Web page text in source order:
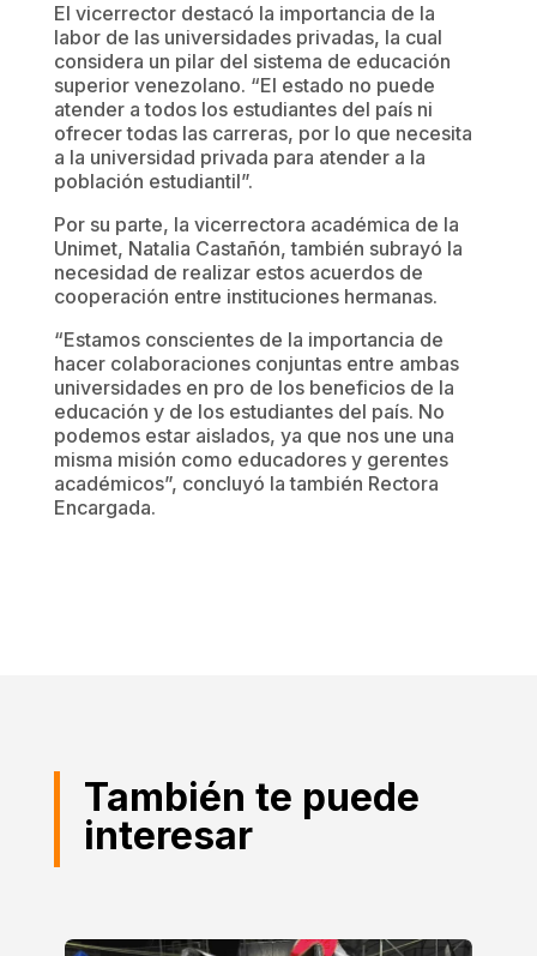
El vicerrector destacó la importancia de la
labor de las universidades privadas, la cual
considera un pilar del sistema de educación
superior venezolano. “El estado no puede
atender a todos los estudiantes del país ni
ofrecer todas las carreras, por lo que necesita
a la universidad privada para atender a la
población estudiantil”.
Por su parte, la vicerrectora académica de la
Unimet, Natalia Castañón, también subrayó la
necesidad de realizar estos acuerdos de
cooperación entre instituciones hermanas.
“Estamos conscientes de la importancia de
hacer colaboraciones conjuntas entre ambas
universidades en pro de los beneficios de la
educación y de los estudiantes del país. No
podemos estar aislados, ya que nos une una
misma misión como educadores y gerentes
académicos”, concluyó la también Rectora
Encargada.
También te puede
interesar